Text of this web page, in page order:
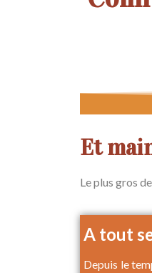
Et
Le plus gros
A tout
Depuis le